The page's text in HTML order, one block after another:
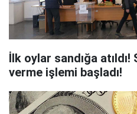
İlk oylar sandığa atıldı!
verme işlemi başladı!